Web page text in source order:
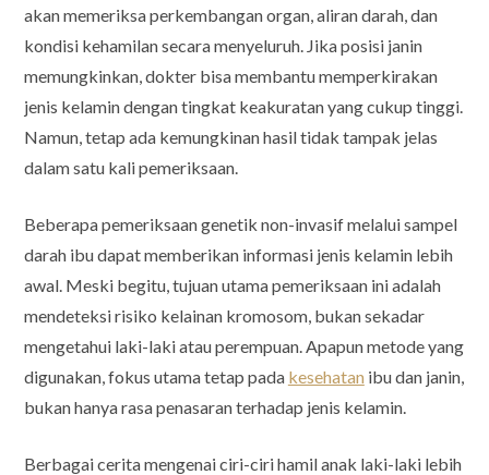
akan memeriksa perkembangan organ, aliran darah, dan
kondisi kehamilan secara menyeluruh. Jika posisi janin
memungkinkan, dokter bisa membantu memperkirakan
jenis kelamin dengan tingkat keakuratan yang cukup tinggi.
Namun, tetap ada kemungkinan hasil tidak tampak jelas
dalam satu kali pemeriksaan.
Beberapa pemeriksaan genetik non-invasif melalui sampel
darah ibu dapat memberikan informasi jenis kelamin lebih
awal. Meski begitu, tujuan utama pemeriksaan ini adalah
mendeteksi risiko kelainan kromosom, bukan sekadar
mengetahui laki-laki atau perempuan. Apapun metode yang
digunakan, fokus utama tetap pada kesehatan ibu dan janin,
bukan hanya rasa penasaran terhadap jenis kelamin.
Berbagai cerita mengenai ciri-ciri hamil anak laki-laki lebih